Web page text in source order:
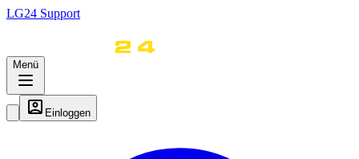
LG24 Support
Menü
Einloggen